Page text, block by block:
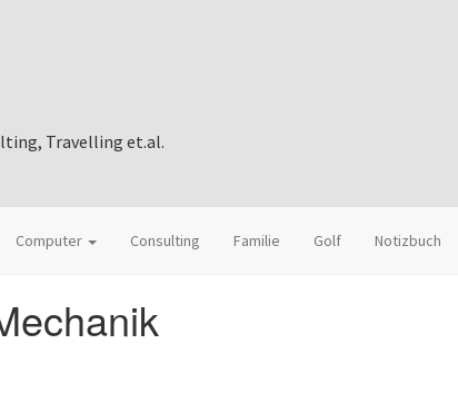
Travelling et.al.
Computer Consulting Familie Golf Notizbuch